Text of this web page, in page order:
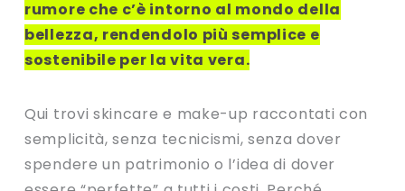
rumore che c’è intorno al mondo della
bellezza, rendendolo più semplice e
sostenibile per la vita vera.
Qui trovi skincare e make-up raccontati con
semplicità, senza tecnicismi, senza dover
spendere un patrimonio o l’idea di dover